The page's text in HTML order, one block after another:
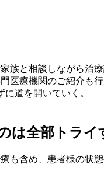
族と相談しながら治療
医療機関のご紹介も行
道を開いていく。
は全部トライ
も含め、患者様の状